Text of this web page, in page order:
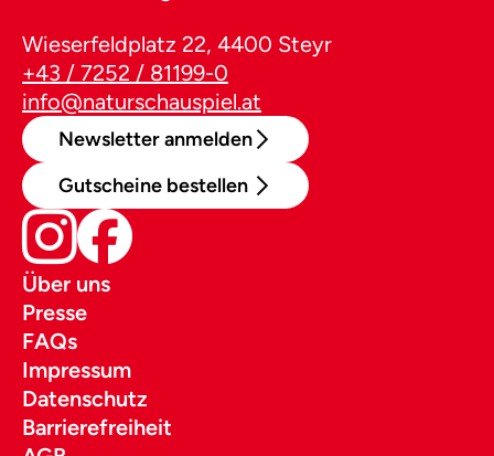
Wieserfeldplatz 22, 4400 Steyr
+43 / 7252 / 81199-0
info@naturschauspiel.at
Newsletter anmelden
Gutscheine bestellen
Über uns
Presse
FAQs
Impressum
Datenschutz
Barrierefreiheit